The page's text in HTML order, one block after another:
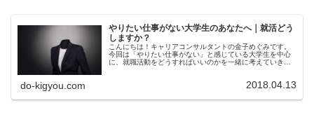
やりたい仕事がない大学生のあなたへ｜就活どう
しますか？
こんにちは！キャリアコンサルタントの金子めぐみです。
今回は「やりたい仕事がない」と感じている大学生を中心
に、就職活動をどうすればいいのかを一緒に考えていきた
do-kigyou.com 2018.04.13